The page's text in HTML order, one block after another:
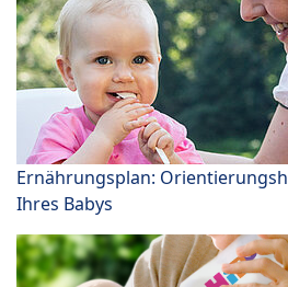
Ernährungsplan:
Ihres Babys